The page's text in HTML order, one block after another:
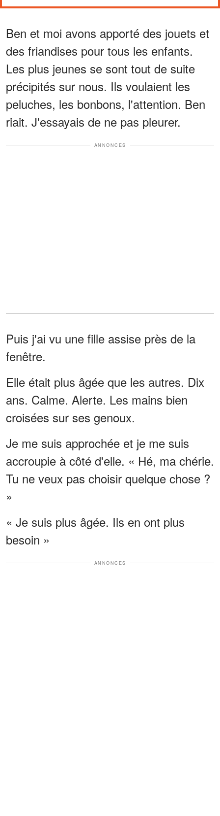
Ben et moi avons apporté des jouets et
des friandises pour tous les enfants.
Les plus jeunes se sont tout de suite
précipités sur nous. Ils voulaient les
peluches, les bonbons, l'attention. Ben
riait. J'essayais de ne pas pleurer.
ANNONCES
Puis j'ai vu une fille assise près de la
fenêtre.
Elle était plus âgée que les autres. Dix
ans. Calme. Alerte. Les mains bien
croisées sur ses genoux.
Je me suis approchée et je me suis
accroupie à côté d'elle. « Hé, ma chérie.
Tu ne veux pas choisir quelque chose ?
»
« Je suis plus âgée. Ils en ont plus
besoin »
ANNONCES